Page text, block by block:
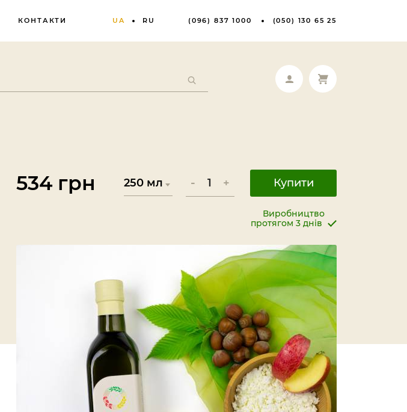
КОНТАКТИ UA RU (096) 837 1000 (050) 130 65 25
534 грн - + Купити
Виробництво
протягом 3 днів